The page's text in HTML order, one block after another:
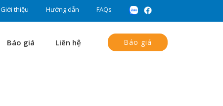
Giới thiệu Hướng dẫn FAQs
Báo giá Liên hệ Báo giá